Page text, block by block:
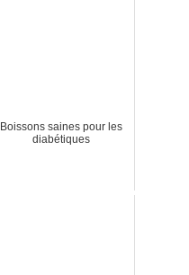
Boissons saines pour les
diabétiques